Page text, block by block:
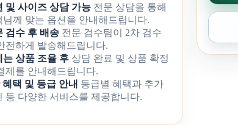
및 사이즈 상담 가능 전문 상담을 통해
님께 맞는 옵션을 안내해드립니다.
검수 후 배송 전문 검수팀이 2차 검수
전하게 발송해드립니다.
는 상품 조율 후 상담 완료 및 상품 확정
제를 안내해드립니다.
택 및 등급 안내 등급별 혜택과 추가
등 다양한 서비스를 제공합니다.